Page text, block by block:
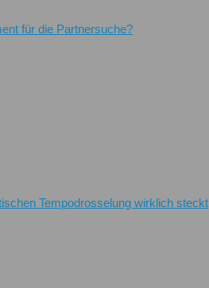
für die Partnersuche?
Tempodrosselung wirklich steckt